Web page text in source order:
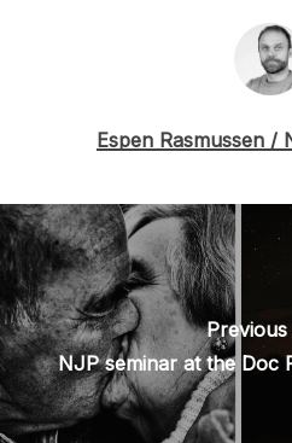
Espen Rasmussen /
Previous
NJP seminar at the Doc